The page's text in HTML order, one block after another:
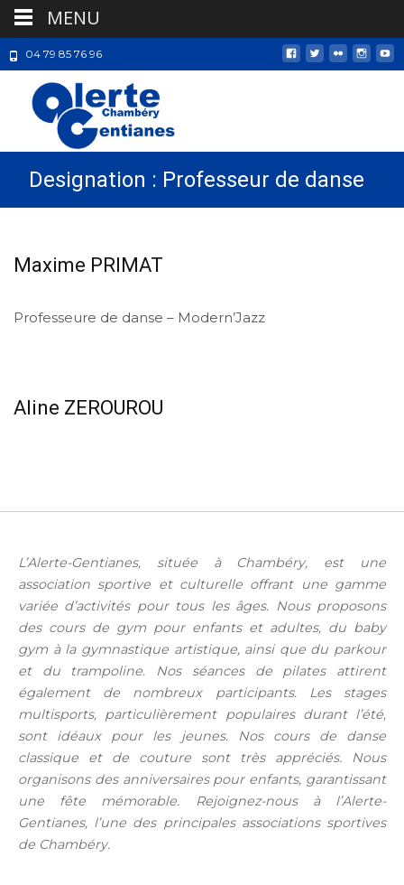
04 79 85 76 96
Designation : Professeur de danse
Maxime PRIMAT
Professeure de danse – Modern’Jazz
Aline ZEROUROU
L’Alerte-Gentianes, située à Chambéry, est une
association sportive et culturelle offrant une gamme
variée d’activités pour tous les âges. Nous proposons
des cours de gym pour enfants et adultes, du baby
gym à la gymnastique artistique, ainsi que du parkour
et du trampoline. Nos séances de pilates attirent
également de nombreux participants. Les stages
multisports, particulièrement populaires durant l’été,
sont idéaux pour les jeunes. Nos cours de danse
classique et de couture sont très appréciés. Nous
organisons des anniversaires pour enfants, garantissant
une fête mémorable. Rejoignez-nous à l’Alerte-
Gentianes, l’une des principales associations sportives
de Chambéry.
MENU